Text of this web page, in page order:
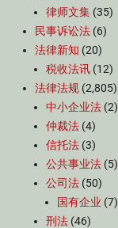
律师文集 (35)
民事诉讼法 (6)
法律新知 (20)
税收法讯 (12)
法律法规 (2,805)
中小企业法 (2)
仲裁法 (4)
信托法 (3)
公共事业法 (5)
公司法 (50)
国有企业 (7)
刑法 (46)